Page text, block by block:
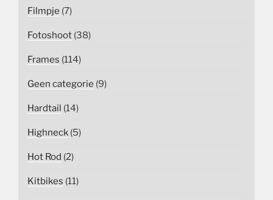
Filmpje (7)
Fotoshoot (38)
Frames (114)
Geen categorie (9)
Hardtail (14)
Highneck (5)
Hot Rod (2)
Kitbikes (11)